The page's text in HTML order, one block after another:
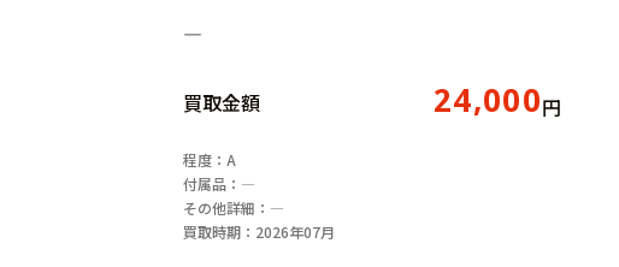
―
買取金額 24,000円
程度：A
付属品：―
その他詳細：―
買取時期：2026年07月